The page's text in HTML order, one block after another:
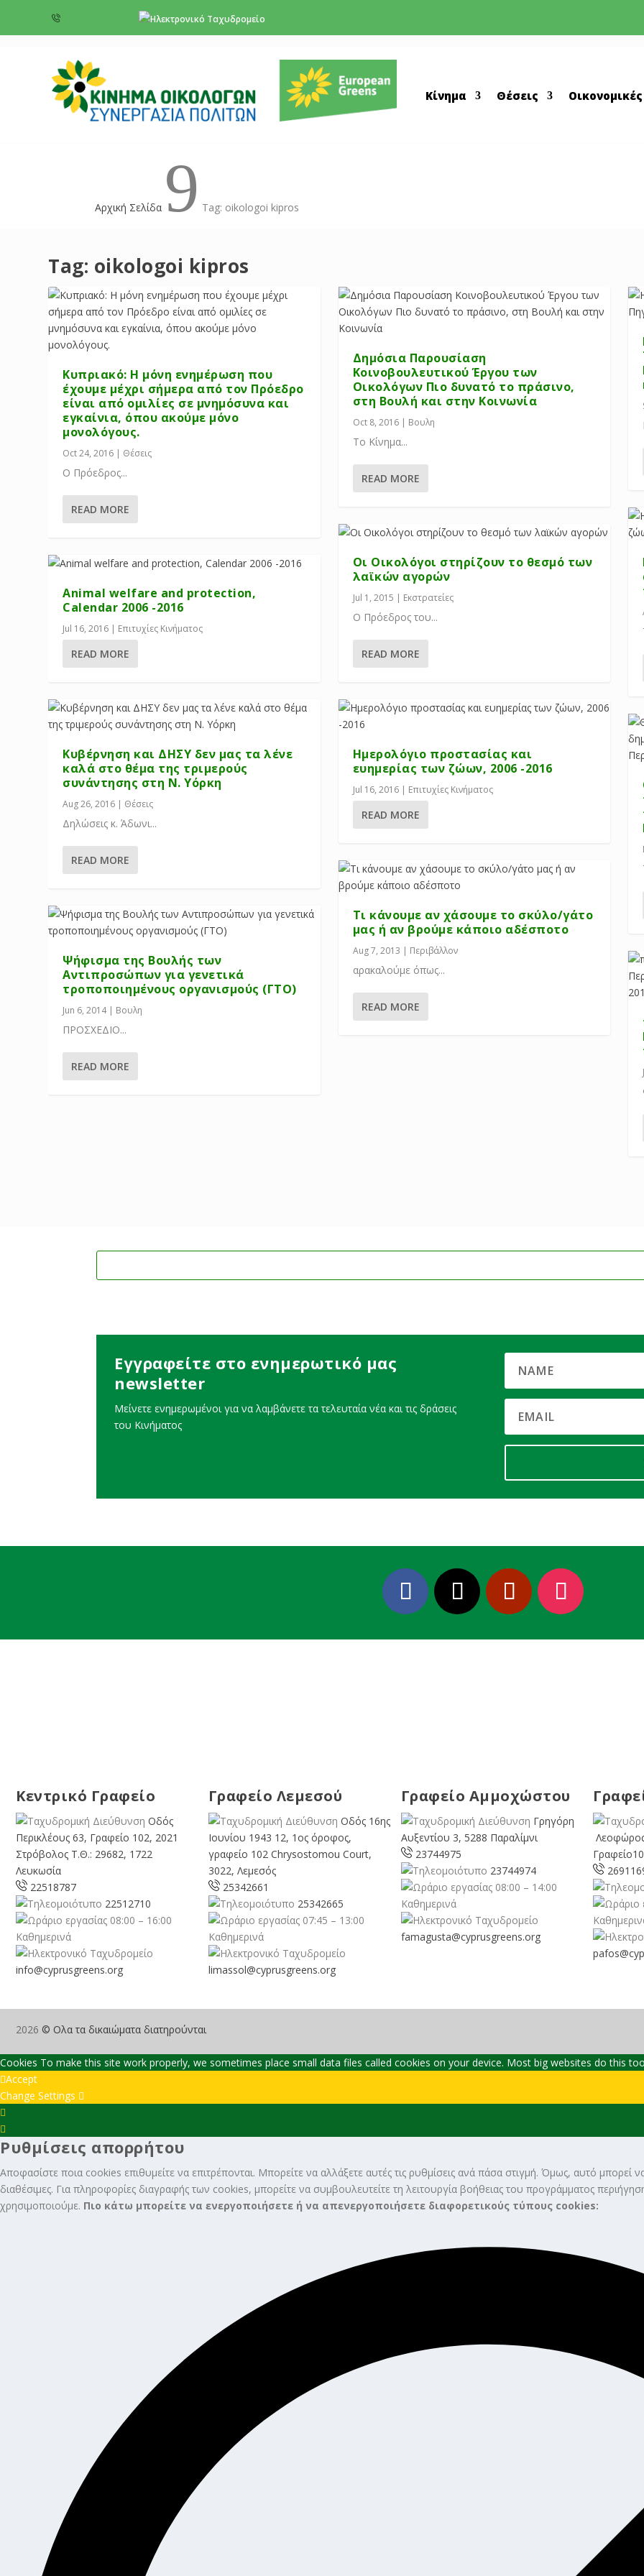
Κίνημα Θέσεις
Αρχική Σελίδα 9 Tag: oikologoi kipros
Tag: oikologoi kipros
Κυπριακό: Η μόνη ενημέρωση που
έχουμε μέχρι σήμερα από τον Πρόεδρο
είναι από ομιλίες σε μνημόσυνα και
εγκαίνια, όπου ακούμε μόνο
μονολόγους.
Oct 24, 2016 | Θέσεις
Ο Πρόεδρος...
READ MORE
Animal welfare and protection,
Calendar 2006 -2016
Jul 16, 2016 | Επιτυχίες Κινήματος
READ MORE
Κυβέρνηση και ΔΗΣΥ δεν μας τα λένε
καλά στο θέμα της τριμερούς
συνάντησης στη Ν. Υόρκη
Aug 26, 2016 | Θέσεις
Δηλώσεις κ. Άδωνι...
READ MORE
Ψήφισμα της Βουλής των
Αντιπροσώπων για γενετικά
τροποποιημένους οργανισμούς (ΓΤΟ)
Jun 6, 2014| Βουλη
ΠΡΟΣΧΕΔΙΟ...
READ MORE
Δημόσια Παρουσίαση
Κοινοβουλευτικού Έργου των
Οικολόγων Πιο δυνατό το πράσινο,
στη Βουλή και στην Κοινωνία
Oct 8, 2016| Βουλη
Το Κίνημα...
READ MORE
Οι Οικολόγοι στηρίζουν το θεσμό των
λαϊκών αγορών
Jul 1, 2015 | Εκστρατείες
Ο Πρόεδρος του...
READ MORE
Ημερολόγιο προστασίας και
ευημερίας των ζώων, 2006 -2016
Jul 16, 2016| Επιτυχίες Κινήματος
READ MORE
Τι κάνουμε αν χάσουμε το σκύλο/γάτο
μας ή αν βρούμε κάποιο αδέσποτο
Aug 7, 2013 | Περιβάλλον
αρακαλούμε όπως...
READ MORE
Εγγραφείτε στο ενημερωτικό μας
newsletter
Μείνετε ενημερωμένοι για να λαμβάνετε τα τελευταία νέα και τις δράσεις
του Κινήματος
Κεντρικό Γραφείο
Οδός
Περικλέους 63, Γραφείο 102, 2021
Στρόβολος Τ.Θ.: 29682, 1722
Λευκωσία
22518787
22512710
08:00 – 16:00
Καθημερινά
info@cyprusgreens.org
Γραφείο Λεμεσού
Οδός 16ης
Ιουνίου 1943 12, 1ος όροφος,
γραφείο 102 Chrysostomou Court,
3022, Λεμεσός
25342661
25342665
07:45 – 13:00
Καθημερινά
limassol@cyprusgreens.org
Γραφείο Αμμοχώστου
Γρηγόρη
Αυξεντίου 3, 5288 Παραλίμνι
23744975
23744974
08:00 – 14:00
Καθημερινά
famagusta@cyprusgreens.org
2026 © Ολα τα δικαιώματα διατηρούνται
Cookies To make this site work properly, we sometimes place small data files called cookies on your device. Most big websites do this
Accept
Change Settings
Settings
Box
Settings
Ρυθμίσεις απορρήτου
Αποφασίστε ποια cookies επιθυμείτε να επιτρέπονται. Μπορείτε να αλλάξετε αυτές τις ρυθμίσεις ανά πάσα στιγμή. Όμως, αυτό μπορεί
διαθέσιμες. Για πληροφορίες διαγραφής των cookies, μπορείτε να συμβουλευτείτε τη λειτουργία βοήθειας του προγράμματος
χρησιμοποιούμε. Πιο κάτω μπορείτε να ενεργοποιήσετε ή να απενεργοποιήσετε διαφορετικούς τύπους cookies: